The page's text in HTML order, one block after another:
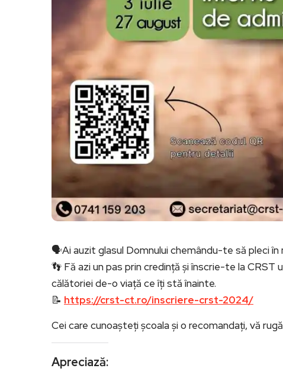
🗣Ai auzit glasul Domnului chemându-te să pleci în
👣 Fă azi un pas prin credință și înscrie-te la
călătoriei de-o viață ce îți stă înainte.
📝 https://crst-ct.ro/inscriere-crst-2024/
Cei care cunoașteți școala și o recomandați, vă
Apreciază: